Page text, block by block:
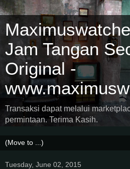
Jam Tangan
Original -
Transaksi dapat melalui
permintaan. Terima Kasih.
Tuesday, June 02, 2015